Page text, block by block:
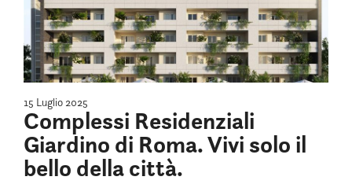
15 Luglio 2025
Complessi Residenziali
Giardino di Roma. Vivi solo il
bello della città.